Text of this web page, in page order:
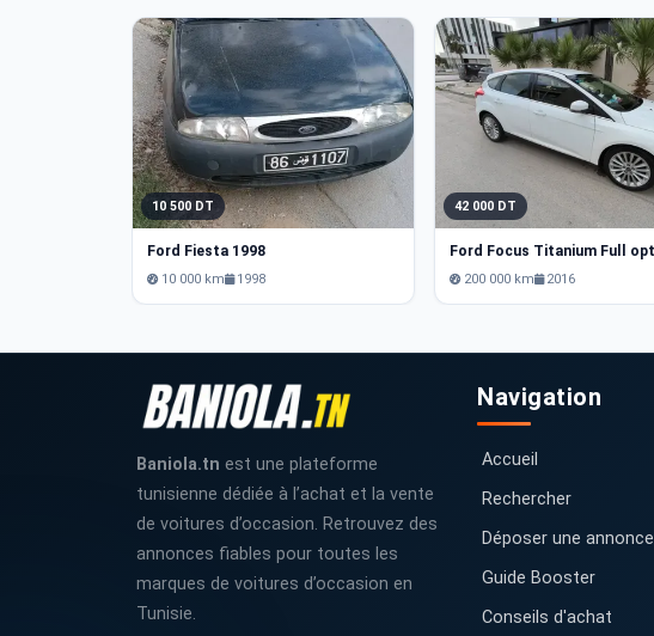
10 500 DT
Ford Fiesta 1998
10 000 km 1998
42 000 DT
200 000 km 2016
Baniola.tn est une plateforme
tunisienne dédiée à l’achat et la vente
de voitures d’occasion. Retrouvez des
annonces fiables pour toutes les
marques de voitures d’occasion en
Tunisie.
Navigation
Accueil
Rechercher
Déposer une annonce
Guide Booster
Conseils d'achat